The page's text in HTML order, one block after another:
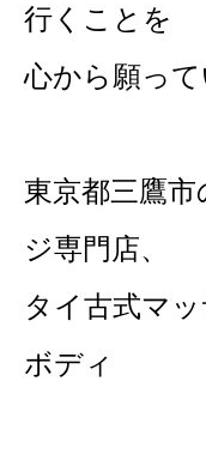
行くことを
心から願って
東京都三鷹
ジ専門店、
タイ古式マ
ボディ